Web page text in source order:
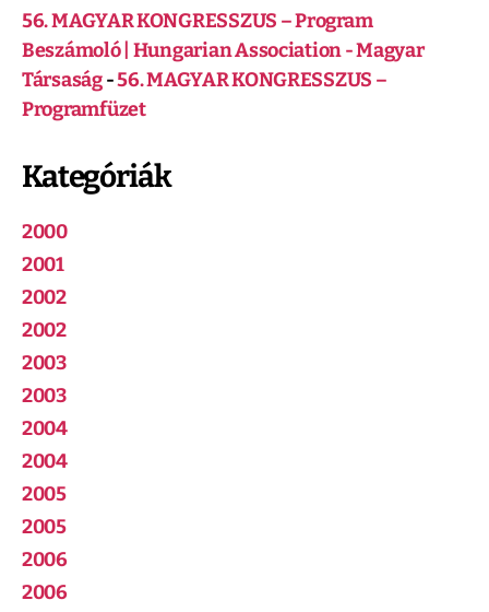
56. MAGYAR KONGRESSZUS – Program
Beszámoló | Hungarian Association - Magyar
Társaság-56. MAGYAR KONGRESSZUS –
Programfüzet
Kategóriák
2000
2001
2002
2002
2003
2003
2004
2004
2005
2005
2006
2006